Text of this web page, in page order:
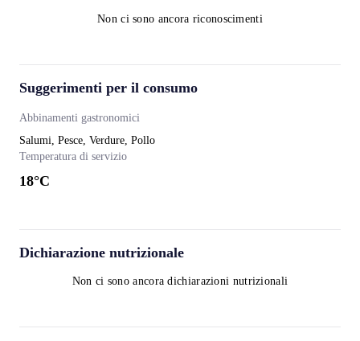
Non ci sono ancora riconoscimenti
Suggerimenti per il consumo
Abbinamenti gastronomici
Salumi, Pesce, Verdure, Pollo
Temperatura di servizio
18°C
Dichiarazione nutrizionale
Non ci sono ancora dichiarazioni nutrizionali